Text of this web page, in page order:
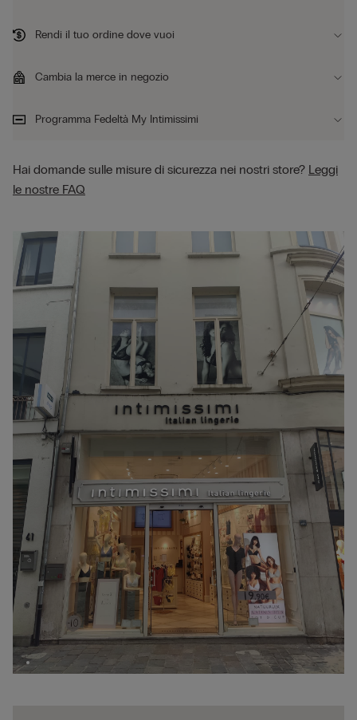
Rendi il tuo ordine dove vuoi
Cambia la merce in negozio
Programma Fedeltà My Intimissimi
Hai domande sulle misure di sicurezza nei nostri store? Leggi
le nostre FAQ